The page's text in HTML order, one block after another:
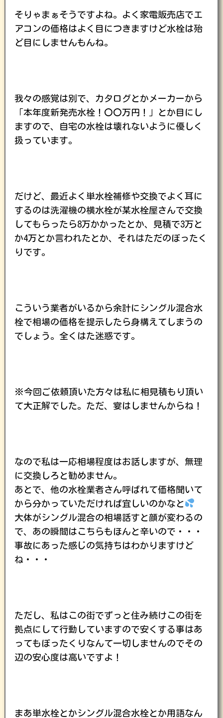
そりゃまぁそうですよね。よく家電販売店でエ
アコンの価格はよく目につきますけど水栓は殆
ど目にしませんもんね。
我々の感覚は別で、カタログとかメーカーから
「本年度新発売水栓！〇〇万円！」とか目にし
ますので、自宅の水栓は壊れないように優しく
扱っています。
だけど、最近よく単水栓補修や交換でよく耳に
するのは洗濯機の横水栓が某水栓屋さんで交換
してもらったら8万かかったとか、見積で3万と
か4万とか言われたとか、それはただのぼったく
りです。
こういう業者がいるから余計にシングル混合水
栓で相場の価格を提示したら身構えてしまうの
でしょう。全くはた迷惑です。
※今回ご依頼頂いた方々は私に相見積もり頂い
て大正解でした。ただ、宴はしませんからね！
なので私は一応相場程度はお話しますが、無理
に交換しろと勧めません。
あとで、他の水栓業者さん呼ばれて価格聞いて
から分かっていただければ宜しいのかなと
大体がシングル混合の相場話すと顔が変わるの
で、あの瞬間はこちらもほんと辛いので・・・
事故にあった感じの気持ちはわかりますけど
ね・・・
ただし、私はこの街でずっと住み続けこの街を
拠点にして行動していますので安くする事はあ
ってもぼったくりなんて一切しませんのでその
辺の安心度は高いですよ！
まあ単水栓とかシングル混合水栓とか用語なん